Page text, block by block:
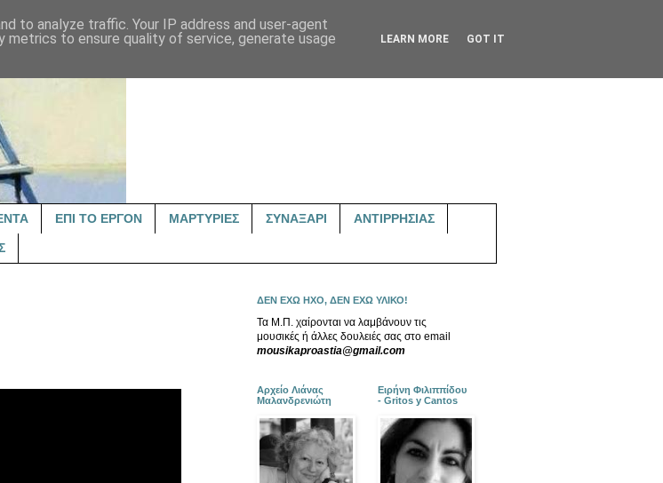
ΕΠΙ ΤΟ ΕΡΓΟΝ ΜΑΡΤΥΡΙΕΣ ΣΥΝΑΞΑΡΙ ΑΝΤΙΡΡΗΣΙΑΣ
ΔΕΝ ΕΧΩ ΗΧΟ, ΔΕΝ ΕΧΩ ΥΛΙΚΟ!
Τα Μ.Π. χαίρονται να λαμβάνουν τις
μουσικές ή άλλες δουλειές σας στο email
mousikaproastia@gmail.com
Αρχείο Λιάνας
Μαλανδρενιώτη
Ειρήνη Φιλιππίδου
- Gritos y Cantos
to analyze traffic. Your IP address and user-agent
metrics to ensure quality of service, generate usage
LEARN MORE GOT IT